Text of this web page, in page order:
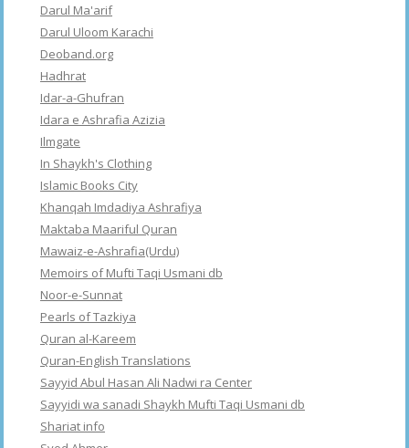
Darul Ma'arif
Darul Uloom Karachi
Deoband.org
Hadhrat
Idar-a-Ghufran
Idara e Ashrafia Azizia
Ilmgate
In Shaykh's Clothing
Islamic Books City
Khanqah Imdadiya Ashrafiya
Maktaba Maariful Quran
Mawaiz-e-Ashrafia(Urdu)
Memoirs of Mufti Taqi Usmani db
Noor-e-Sunnat
Pearls of Tazkiya
Quran al-Kareem
Quran-English Translations
Sayyid Abul Hasan Ali Nadwi ra Center
Sayyidi wa sanadi Shaykh Mufti Taqi Usmani db
Shariat info